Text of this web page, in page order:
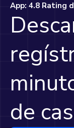
App: 4.8 Rating
de